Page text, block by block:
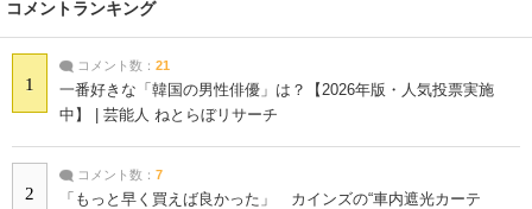
コメントランキング
1
コメント数： 21
一番好きな「韓国の男性俳優」は？【2026年版・人気投票実施
中】 | 芸能人 ねとらぼリサーチ
2
コメント数： 7
「もっと早く買えば良かった」 カインズの“車内遮光カーテ